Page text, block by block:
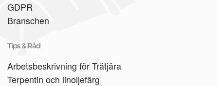
GDPR
Branschen
Tips & Råd
Arbetsbeskrivning för Trätjära
Terpentin och linoljefärg